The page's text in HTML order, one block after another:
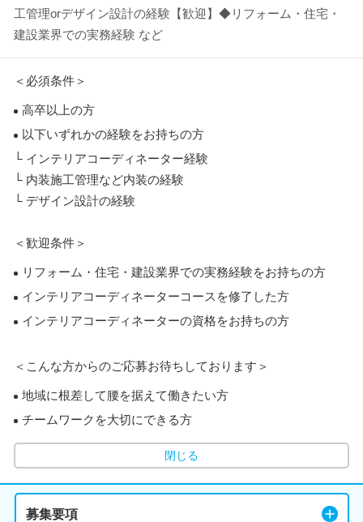
工管理orデザイン設計の経験【歓迎】◆リフォーム・住宅・
建設業界での実務経験 など
＜必須条件＞
高卒以上の方
以下いずれかの経験をお持ちの方
└ インテリアコーディネーター経験
└ 内装施工管理など内装の経験
└ デザイン設計の経験
＜歓迎条件＞
リフォーム・住宅・建設業界での実務経験をお持ちの方
インテリアコーディネーターコースを修了した方
インテリアコーディネーターの資格をお持ちの方
＜こんな方からのご応募お待ちしております＞
地域に根差して腰を据えて働きたい方
チームワークを大切にできる方
閉じる
募集要項